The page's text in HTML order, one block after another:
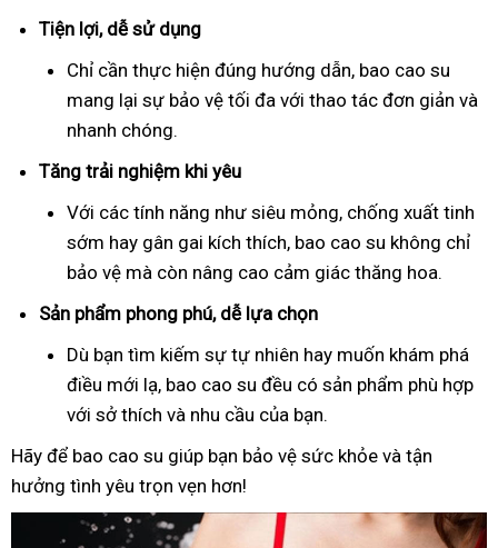
Tiện lợi, dễ sử dụng
Chỉ cần thực hiện đúng hướng dẫn, bao cao su
mang lại sự bảo vệ tối đa với thao tác đơn giản và
nhanh chóng.
Tăng trải nghiệm khi yêu
Với các tính năng như siêu mỏng, chống xuất tinh
sớm hay gân gai kích thích, bao cao su không chỉ
bảo vệ mà còn nâng cao cảm giác thăng hoa.
Sản phẩm phong phú, dễ lựa chọn
Dù bạn tìm kiếm sự tự nhiên hay muốn khám phá
điều mới lạ, bao cao su đều có sản phẩm phù hợp
với sở thích và nhu cầu của bạn.
Hãy để bao cao su giúp bạn bảo vệ sức khỏe và tận
hưởng tình yêu trọn vẹn hơn!